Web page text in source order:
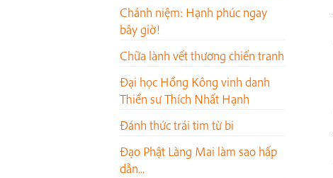
Chánh niệm: Hạnh phúc ngay
bây giờ!
Chữa lành vết thương chiến tranh
Đại học Hồng Kông vinh danh
Thiền sư Thích Nhất Hạnh
Đánh thức trái tim từ bi
Đạo Phật Làng Mai làm sao hấp
dẫn...